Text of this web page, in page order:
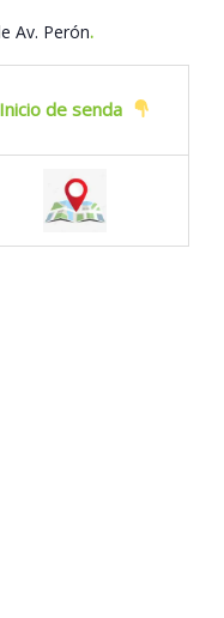
Av. Perón.
Inicio de senda